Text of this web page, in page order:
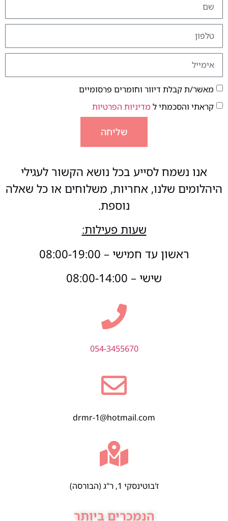
מאשר/ת קבלת דיוור וחומרים פרסומיים
קראתי והסכמתי ל מדיניות הפרטיות
שליחה
אנו נשמח לסייע בכל נושא הקשור לעגילי
היהלומים שלנו, אחריות, משלוחים או כל שאלה
נוספת.
שעות פעילות:
ראשון עד חמישי – 08:00-19:00
שישי – 08:00-14:00
054-3455670
drmr-1@hotmail.com
ז'בוטינסקי 1, ר"ג (הבורסה)
הנמכרים ביותר